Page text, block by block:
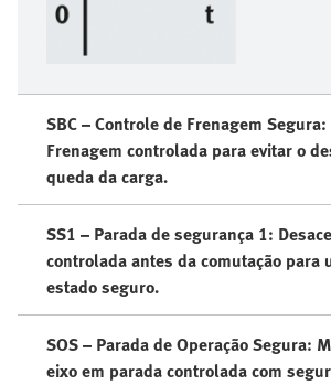
SBC – Controle de Frenagem Segura:
Frenagem controlada para evitar o
queda da carga.
SS1 – Parada de segurança 1:
controlada antes da comutação para
estado seguro.
SOS – Parada de Operação Segura:
eixo em parada controlada com